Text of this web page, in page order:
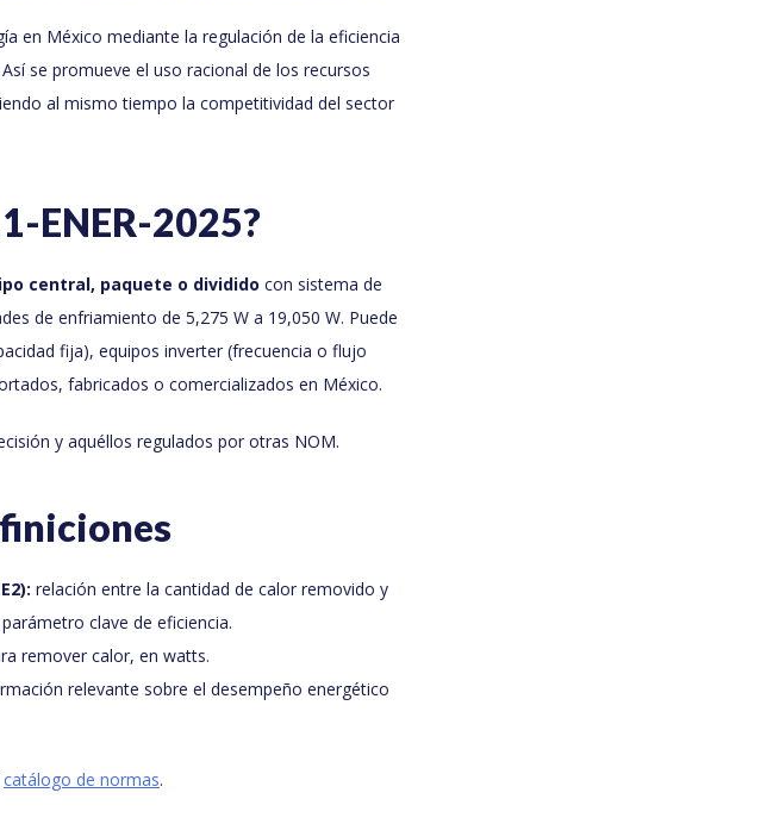
en México mediante la regulación de la eficiencia
se promueve el uso racional de los recursos
al mismo tiempo la competitividad del sector
ENER-2025?
central, paquete o dividido con sistema de
de enfriamiento de 5,275 W a 19,050 W. Puede
fija), equipos inverter (frecuencia o flujo
fabricados o comercializados en México.
y aquéllos regulados por otras NOM.
relación entre la cantidad de calor removido y
clave de eficiencia.
remover calor, en watts.
relevante sobre el desempeño energético
catálogo de normas.